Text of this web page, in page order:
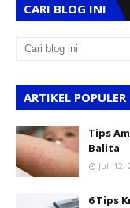
CARI BLOG INI
ARTIKEL POPULER
Tips
Balita
Juli 12,
6 Tips